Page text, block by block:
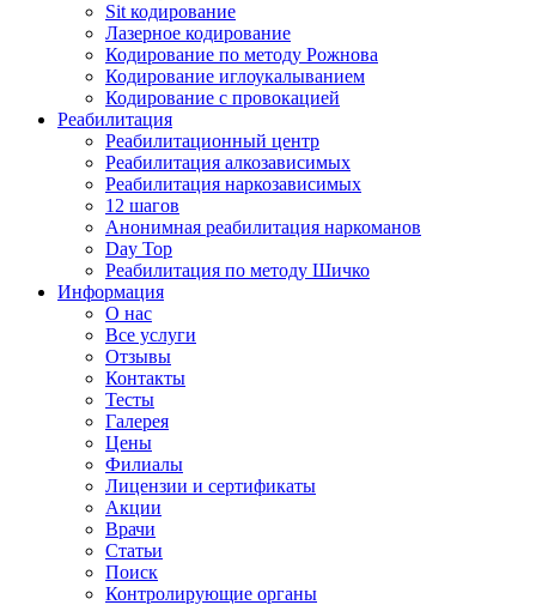
Sit кодирование
Лазерное кодирование
Кодирование по методу Рожнова
Кодирование иглоукалыванием
Кодирование с провокацией
Реабилитация
Реабилитационный центр
Реабилитация алкозависимых
Реабилитация наркозависимых
12 шагов
Анонимная реабилитация наркоманов
Day Top
Реабилитация по методу Шичко
Информация
О нас
Все услуги
Отзывы
Контакты
Тесты
Галерея
Цены
Филиалы
Лицензии и сертификаты
Акции
Врачи
Статьи
Поиск
Контролирующие органы